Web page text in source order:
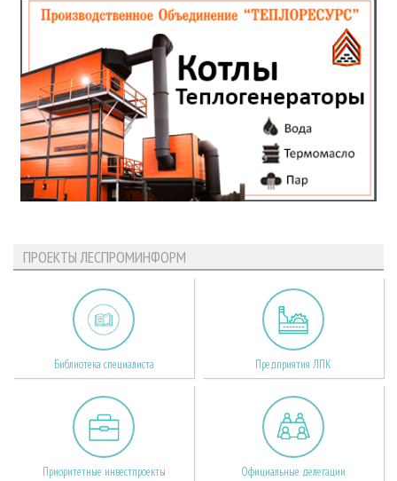
ПРОЕКТЫ ЛЕСПРОМИНФОРМ
Библиотека специалиста Предприятия ЛПК
Приоритетные инвестпроекты Официальные делегации